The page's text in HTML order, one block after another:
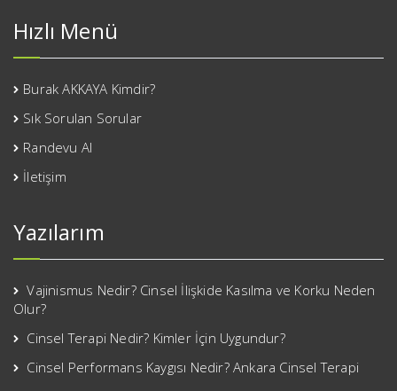
Hızlı Menü
Burak AKKAYA Kimdir?
Sık Sorulan Sorular
Randevu Al
İletişim
Yazılarım
Vajinismus Nedir? Cinsel İlişkide Kasılma ve Korku Neden
Olur?
Cinsel Terapi Nedir? Kimler İçin Uygundur?
Cinsel Performans Kaygısı Nedir? Ankara Cinsel Terapi